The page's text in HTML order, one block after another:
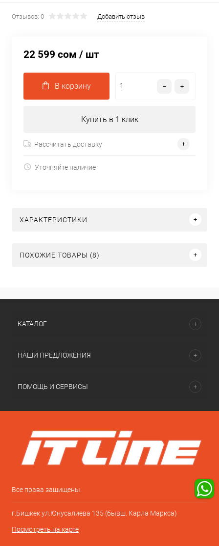
Отзывов: 0 Добавить отзыв
22 599 сом / шт
В корзину
Купить в 1 клик
Рассчитать доставку
Уточняйте наличие
ХАРАКТЕРИСТИКИ
ПОХОЖИЕ ТОВАРЫ (8)
КАТАЛОГ
НАШИ ПРЕДЛОЖЕНИЯ
ПОМОЩЬ И СЕРВИСЫ
Все права защищены.
г.Бишкек ул.Юнусалиева 135 (бывш. Карла Маркса)
Посмотреть на карте